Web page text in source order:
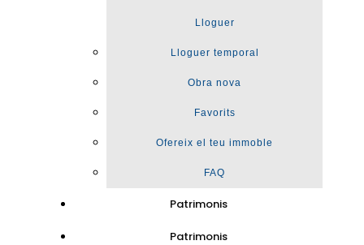
Lloguer
Lloguer temporal
Obra nova
Favorits
Ofereix el teu immoble
FAQ
Patrimonis
Patrimonis